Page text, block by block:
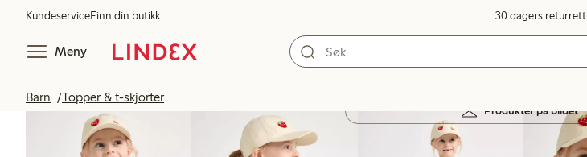
KundeserviceFinn din butikk 30 dagers returrett
Meny
Barn Topper & t-skjorter
Produkter på bildet